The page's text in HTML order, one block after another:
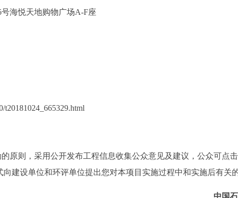
号海悦天地购物广场A-F座
t20181024_665329.html
原则，采用公开发布工程信息收集公众意见及建议，公众可点
建设单位和环评单位提出您对本项目实施过程中和实施后有关
中国